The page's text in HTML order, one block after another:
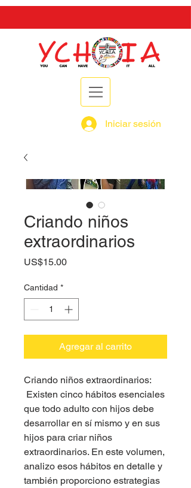
Iniciar sesión
Criando niños
extraordinarios
US$15.00Precio
Cantidad *
Agregar al carrito
Criando niños extraordinarios:
Existen cinco hábitos esenciales
que todo adulto con hijos debe
desarrollar en sí mismo y en sus
hijos para criar niños
extraordinarios. En este volumen,
analizo esos hábitos en detalle y
también proporciono estrategias